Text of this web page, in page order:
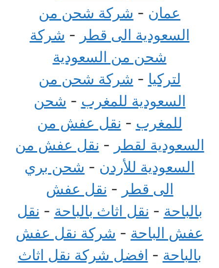
عمان - شركة شحن من
السعودية الى قطر - شركة
شحن من السعودية
لتركيا - شركة شحن من
السعودية للمغرب - شحن
للمغرب - نقل عفش من
السعودية لقطر - نقل عفش من
السعودية للأردن - شحن بري
الى قطر - نقل عفش
بالباحة - نقل اثاث بالباحة - نقل
عفش الباحة - شركة نقل عفش
بالباحة - افضل شركة نقل اثاث